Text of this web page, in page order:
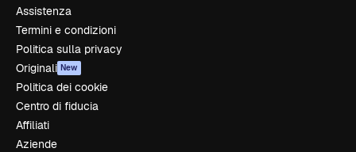
Assistenza
Termini e condizioni
Politica sulla privacy
Originali New
Politica dei cookie
Centro di fiducia
Affiliati
Aziende